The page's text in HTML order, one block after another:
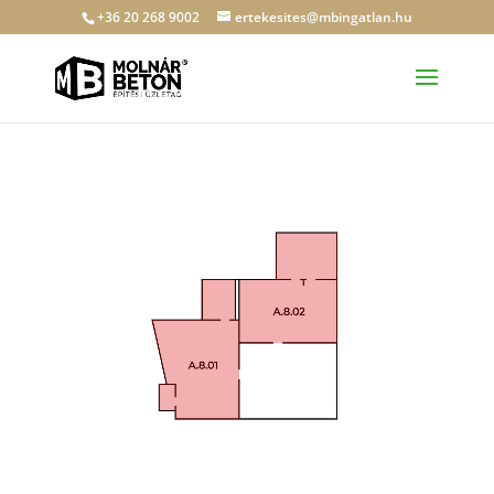
+36 20 268 9002 ertekesites@mbingatlan.hu